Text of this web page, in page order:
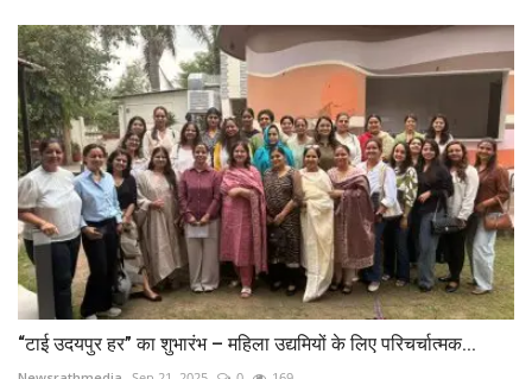
“टाई उदयपुर हर” का शुभारंभ – महिला उद्यमियों के लिए परिचर्चात्मक...